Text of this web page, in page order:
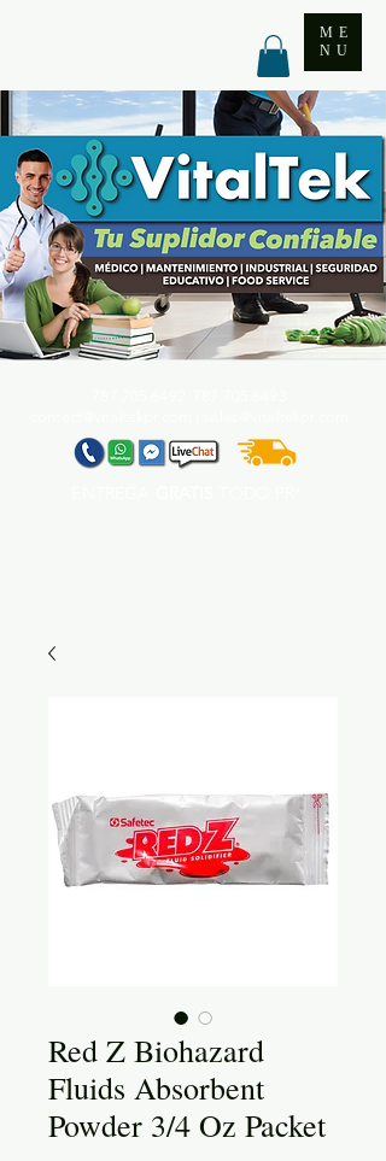
ME
NU
Red Z Biohazard
Fluids Absorbent
Powder 3/4 Oz Packet